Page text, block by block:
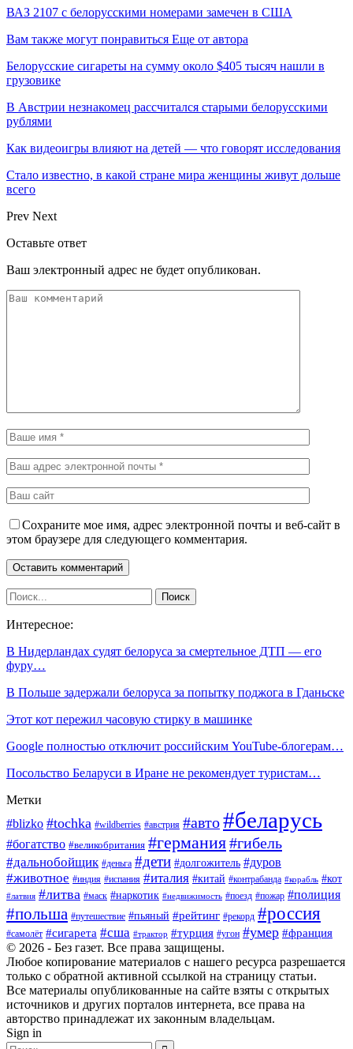
ВАЗ 2107 с белорусскими номерами замечен в США
Вам также могут понравиться Еще от автора
Белорусские сигареты на сумму около $405 тысяч нашли в
грузовике
В Австрии незнакомец рассчитался старыми белорусскими
рублями
Как видеоигры влияют на детей — что говорят исследования
Стало известно, в какой стране мира женщины живут дольше
всего
Prev Next
Оставьте ответ
Ваш электронный адрес не будет опубликован.
Сохраните мое имя, адрес электронной почты и веб-сайт в
этом браузере для следующего комментария.
Интересное:
В Нидерландах судят белоруса за смертельное ДТП — его
фуру…
В Польше задержали белоруса за попытку поджога в Гданьске
Этот кот пережил часовую стирку в машинке
Google полностью отключит российским YouTube-блогерам…
Посольство Беларуси в Иране не рекомендует туристам…
Метки
#blizko #tochka #wildberries #австрия #авто#беларусь
#богатство #великобритания #германия#гибель
#дальнобойщик #деньга #дети #долгожитель #дуров
#животное #индия #испания #италия #китай #контрабанда #корабль #кот
#латвия #литва #маск #наркотик #недвижимость #поезд #пожар #полиция
#польша #путешествие #пьяный #рейтинг #рекорд #россия
#самолёт #сигарета #сша #трактор #турция #угон #умер #франция
© 2026 - Без газет. Все права защищены.
Любое копирование материалов с нашего ресурса разрешается
только с обратной активной ссылкой на страницу статьи.
Все материалы опубликованные на сайте взяты с открытых
источников и других порталов интернета, все права на
авторство принадлежат их законным владельцам.
Sign in